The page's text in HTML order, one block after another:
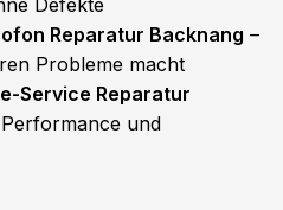
Defekte
Reparatur Backnang –
Probleme macht
Service Reparatur
und